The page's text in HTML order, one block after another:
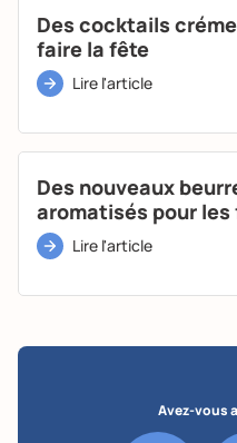
Des cocktails
faire la fête
Lire l'article
Des nouveaux
aromatisés pour les
Lire l'article
Avez-vous